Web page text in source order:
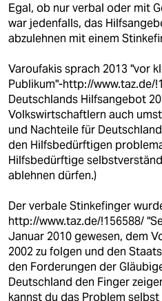
Egal, ob nur verbal oder mit
war jedenfalls, das
abzulehnen mit einem
Varoufakis sprach 2013 "vor
Publikum"-http://www.taz.de/
Deutschlands Hilfsangebot
Volkswirtschaftlern auch
und Nachteile für
den Hilfsbedürftigen
Hilfsbedürftige
ablehnen dürfen.)
Der verbale Stinkefinger
http://www.taz.de/!156588/
Januar 2010 gewesen, dem
2002 zu folgen und den
den Forderungen der
Deutschland den Finger
kannst du das Problem selbst